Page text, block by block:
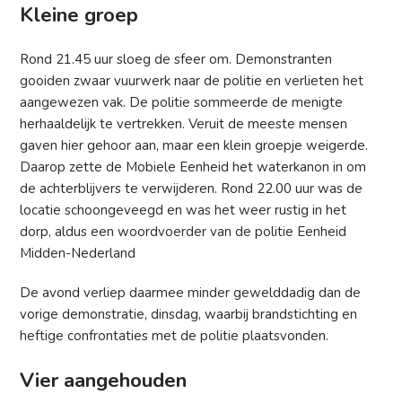
Kleine groep
Rond 21.45 uur sloeg de sfeer om. Demonstranten
gooiden zwaar vuurwerk naar de politie en verlieten het
aangewezen vak. De politie sommeerde de menigte
herhaaldelijk te vertrekken. Veruit de meeste mensen
gaven hier gehoor aan, maar een klein groepje weigerde.
Daarop zette de Mobiele Eenheid het waterkanon in om
de achterblijvers te verwijderen. Rond 22.00 uur was de
locatie schoongeveegd en was het weer rustig in het
dorp, aldus een woordvoerder van de politie Eenheid
Midden-Nederland
De avond verliep daarmee minder gewelddadig dan de
vorige demonstratie, dinsdag, waarbij brandstichting en
heftige confrontaties met de politie plaatsvonden.
Vier aangehouden